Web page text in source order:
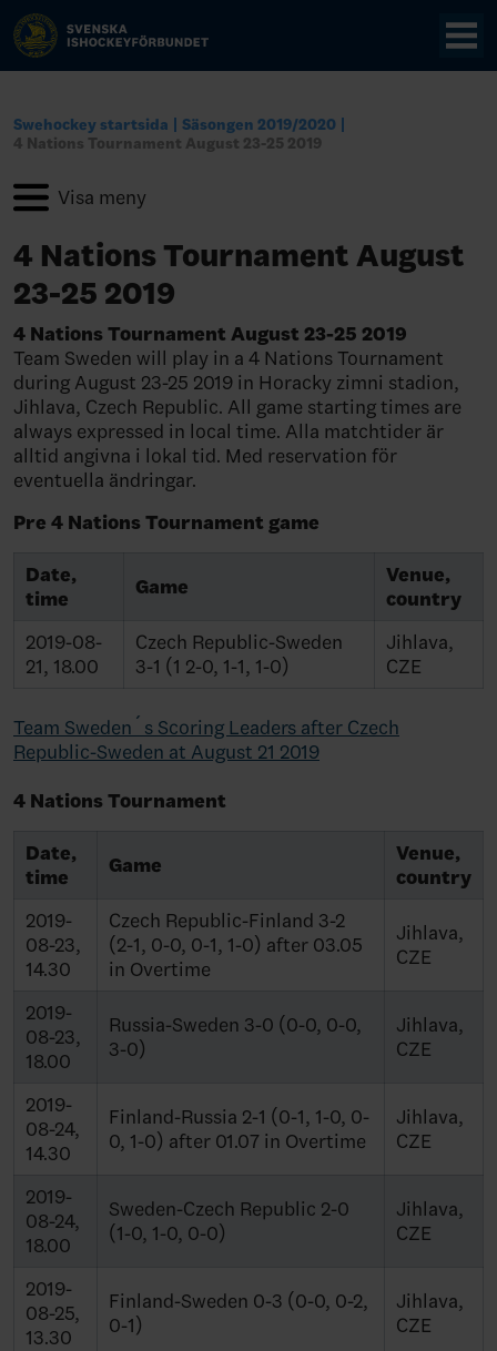
Swehockey startsida
Säsongen 2019/2020
4 Nations Tournament August 23-25 2019
4 Nations Tournament August
23-25 2019
4 Nations Tournament August 23-25 2019
Team Sweden will play in a 4 Nations Tournament
during August 23-25 2019 in Horacky zimni stadion,
Jihlava, Czech Republic. All game starting times are
always expressed in local time. Alla matchtider är
alltid angivna i lokal tid. Med reservation för
eventuella ändringar.
Pre 4 Nations Tournament game
Date,
time
Game
Venue,
country
2019-08-
21, 18.00
Czech Republic-Sweden
3-1 (1 2-0, 1-1, 1-0)
Jihlava,
CZE
Team Sweden´s Scoring Leaders after Czech
Republic-Sweden at August 21 2019
4 Nations Tournament
Date,
time
Game
Venue,
country
2019-
08-23,
14.30
Czech Republic-Finland 3-2
(2-1, 0-0, 0-1, 1-0) after 03.05
in Overtime
Jihlava,
CZE
2019-
08-23,
18.00
Russia-Sweden 3-0 (0-0, 0-0,
3-0)
Jihlava,
CZE
2019-
08-24,
14.30
Finland-Russia 2-1 (0-1, 1-0, 0-
0, 1-0) after 01.07 in Overtime
Jihlava,
CZE
2019-
08-24,
18.00
Sweden-Czech Republic 2-0
(1-0, 1-0, 0-0)
Jihlava,
CZE
2019-
08-25,
13.30
Finland-Sweden 0-3 (0-0, 0-2,
0-1)
Jihlava,
CZE